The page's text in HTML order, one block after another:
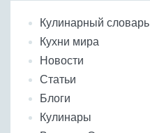
Кулинарный словарь
Кухни мира
Новости
Статьи
Блоги
Кулинары